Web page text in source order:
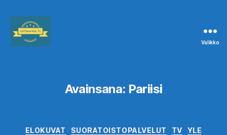
Valikko
Avainsana: Pariisi
Kategoriat
ELOKUVAT SUORATOISTOPALVELUT TV
YLE